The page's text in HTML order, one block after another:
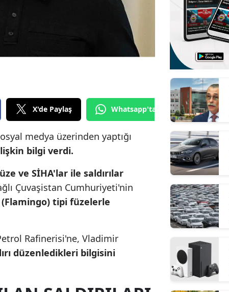
X'de Paylaş Whatsapp'tan Gönder
medya üzerinden yaptığı
bilgi verdi.
ve SİHA'lar ile saldırılar
Çuvaşistan Cumhuriyeti'nin
(Flamingo) tipi füzelerle
Rafinerisi'ne, Vladimir
düzenledikleri bilgisini